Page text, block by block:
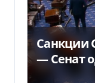
Санкции
— Сенат
Грема —